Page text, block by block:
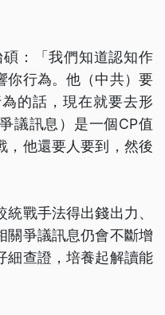
：「我們知道認知作
你行為。他（中共）要
的話，現在就要去形
議訊息）是一個CP值
，他還要人要到，然後
戰手法得出錢出力、
關爭議訊息仍會不斷增
細查證，培養起解讀能